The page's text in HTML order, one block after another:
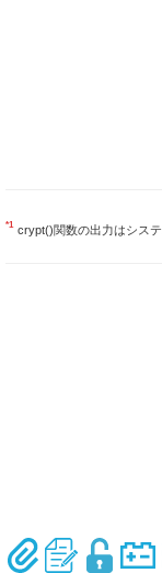
*1 crypt()関数の出力はシス